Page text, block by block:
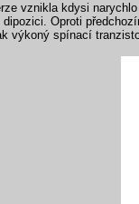
vznikla kdysi
Oproti
výkoný spínací